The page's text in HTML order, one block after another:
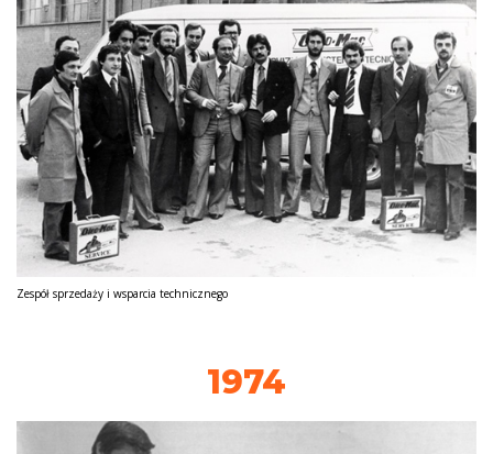
Zespół sprzedaży i wsparcia technicznego
1974